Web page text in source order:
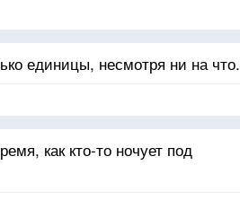
единицы, несмотря ни на что.
как кто-то ночует под